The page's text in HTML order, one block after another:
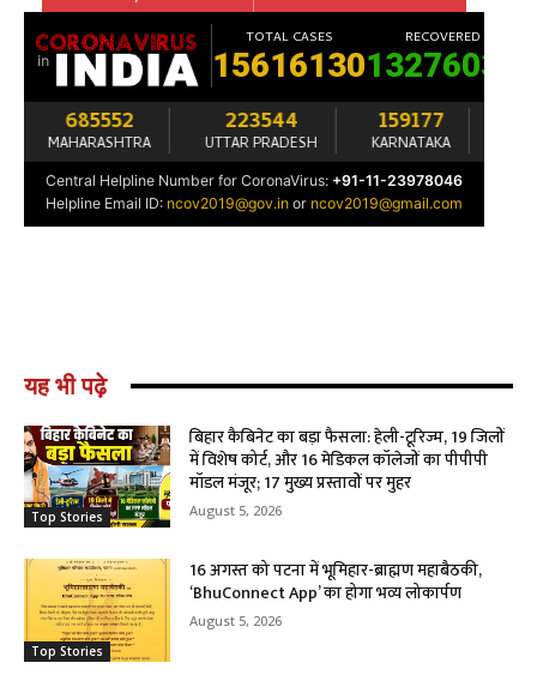
यह भी पढ़े
Top Stories
बिहार कैबिनेट का बड़ा फैसला: हेली-टूरिज्म, 19 जिलों
में विशेष कोर्ट, और 16 मेडिकल कॉलेजों का पीपीपी
मॉडल मंजूर; 17 मुख्य प्रस्तावों पर मुहर
August 5, 2026
Top Stories
16 अगस्त को पटना में भूमिहार-ब्राह्मण महाबैठकी,
‘BhuConnect App’ का होगा भव्य लोकार्पण
August 5, 2026